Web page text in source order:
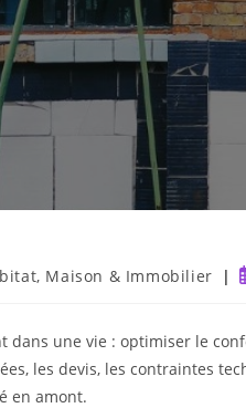
Maison & Immobilier
dans une vie : optimiser le
les devis, les contraintes
en amont.